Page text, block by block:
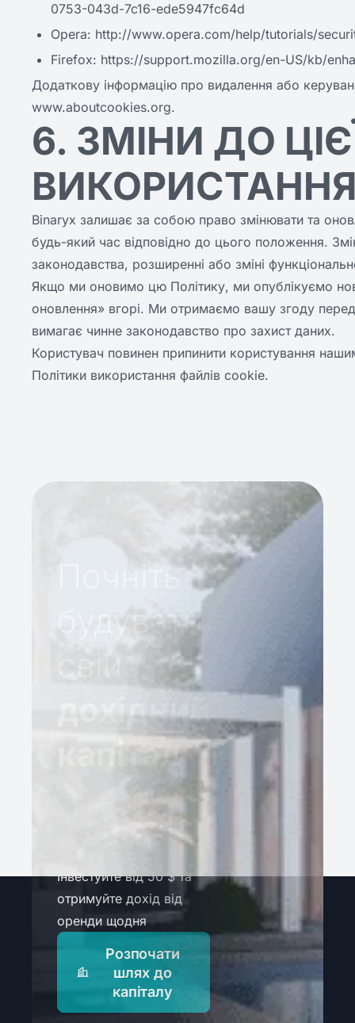
0753-043d-7c16-ede5947fc64d
Opera: http://www.opera.com/help/tutorials/
Firefox: https://support.mozilla.org/en-US/kb/
Додаткову інформацію про видалення або
www.aboutcookies.org.
6. ЗМІНИ ДО
ВИКОРИСТАННЯ
Binaryx залишає за собою право змінювати та
будь-який час відповідно до цього положення.
законодавства, розширенні або зміні
Якщо ми оновимо цю Політику, ми опублікуємо
оновлення» вгорі. Ми отримаємо вашу згоду
вимагає чинне законодавство про захист даних.
Користувач повинен припинити користування
Політики використання файлів cookie.
Почніть
будувати
свій
дохідний
капітал
підтвердженим
Інвестуйте від 50 $ та
отримуйте дохід від
оренди щодня
Розпочати
шлях до
капіталу